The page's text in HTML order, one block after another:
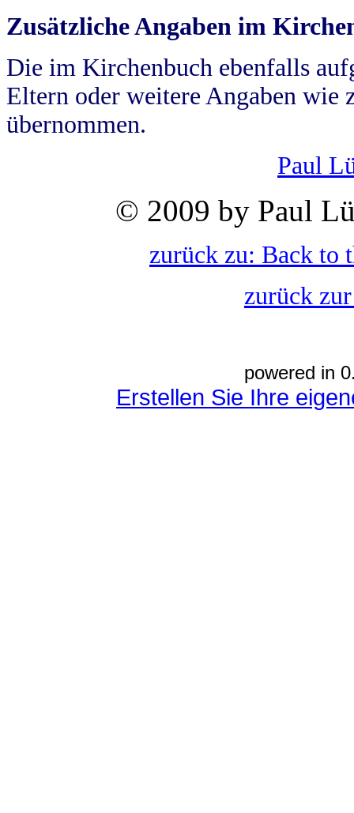
Zusätzliche Angaben im
Die im Kirchenbuch ebenfalls
Eltern oder weitere Angaben wie
übernommen.
Paul
© 2009 by Paul
zurück zu: Back to
zurück
powered in
Erstellen Sie Ihre